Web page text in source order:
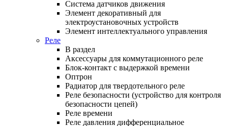
Система датчиков движения
Элемент декоративный для
электроустановочных устройств
Элемент интеллектуального управления
Реле
В раздел
Аксессуары для коммутационного реле
Блок-контакт с выдержкой времени
Оптрон
Радиатор для твердотельного реле
Реле безопасности (устройство для контроля
безопасности цепей)
Реле времени
Реле давления дифференциальное